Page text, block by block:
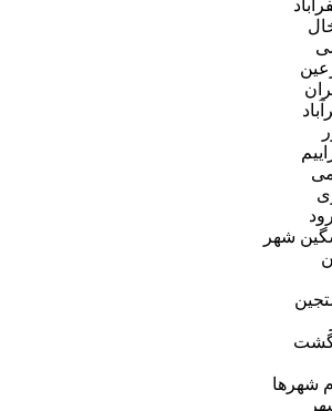
شهر
شهر‌ها